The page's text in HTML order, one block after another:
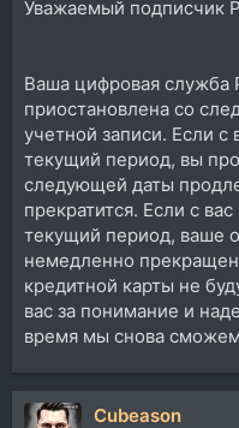
Уважаемый подписчик
Ваша цифровая служба
приостановлена со
учетной записи. Если с
текущий период, вы
следующей даты
прекратится. Если с
текущий период, ваше
немедленно
кредитной карты не
вас за понимание и
время мы снова сможем
Cubeason